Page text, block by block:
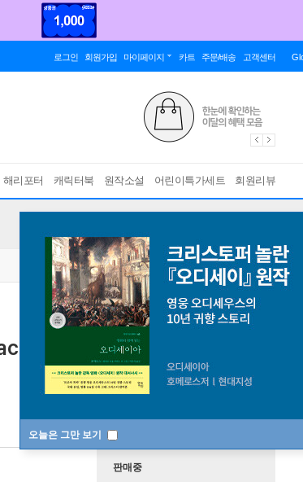
로그인 회원가입 마이페이지 카트 주문/배송 고객센터
해리포터 캐릭터북 원작소설 어린이특가세트 회원리뷰
오늘은 그만 보기
and Guy Stephen King Connections
판매중